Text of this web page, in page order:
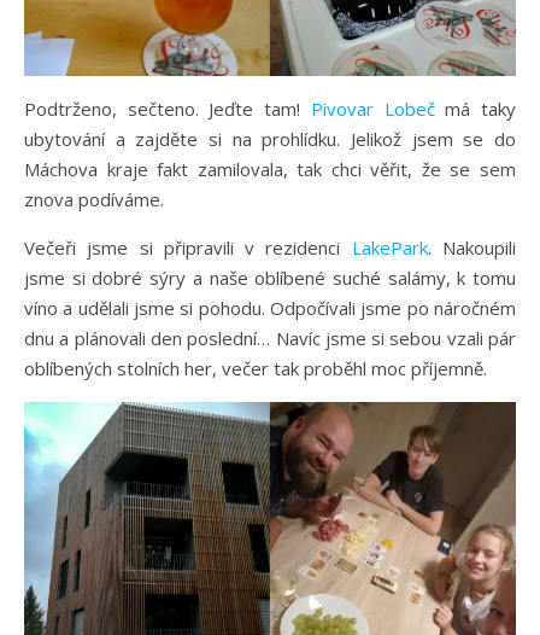
Podtrženo, sečteno. Jeďte tam! Pivovar Lobečmá taky
ubytování a zajděte si na prohlídku. Jelikož jsem se do
Máchova kraje fakt zamilovala, tak chci věřit, že se sem
znova podíváme.
Večeři jsme si připravili v rezidenci LakePark. Nakoupili
jsme si dobré sýry a naše oblíbené suché salámy, k tomu
víno a udělali jsme si pohodu. Odpočívali jsme po náročném
dnu a plánovali den poslední… Navíc jsme si sebou vzali pár
oblíbených stolních her, večer tak proběhl moc příjemně.